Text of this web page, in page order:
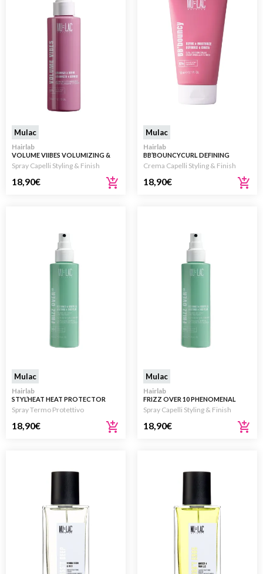
Mulac
Hairlab
VOLUME VIIBES VOLUMIZING &
TEXTURIZING SPRAY 150ML
Spray Capelli Styling & Finish
18,90€
Mulac
Hairlab
BB’BOUNCYCURL DEFINING
CREAM 150ML
Crema Capelli Styling & Finish
18,90€
Mulac
Hairlab
STYL’HEAT HEAT PROTECTOR
AND STYLING SPRAY 150ML
Spray Termo Protettivo
18,90€
Mulac
Hairlab
FRIZZ OVER 10 PHENOMENAL
SPRAY HAIR TREATMENT 150ML
Spray Capelli Styling & Finish
18,90€